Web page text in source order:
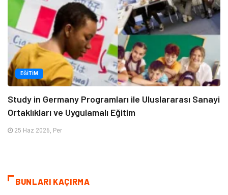
EĞITIM
Study in Germany Programları ile Uluslararası Sanayi
Ortaklıkları ve Uygulamalı Eğitim
25 Haz 2026, Per
BUNLARI KAÇIRMA